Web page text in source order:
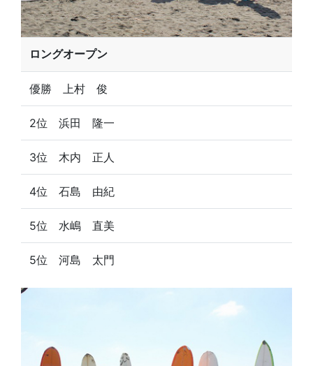
ロングオープン
優勝 上村 俊
2位 浜田 隆一
3位 木内 正人
4位 石島 由紀
5位 水嶋 直美
5位 河島 太門